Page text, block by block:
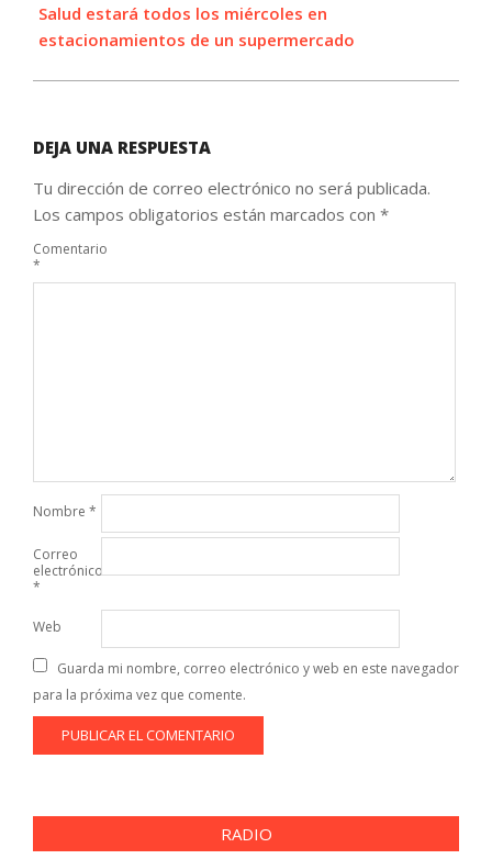
Salud estará todos los miércoles en
estacionamientos de un supermercado
DEJA UNA RESPUESTA
Tu dirección de correo electrónico no será publicada.
Los campos obligatorios están marcados con *
Comentario
*
Nombre *
Correo
electrónico
*
Web
Guarda mi nombre, correo electrónico y web en este navegador
para la próxima vez que comente.
RADIO